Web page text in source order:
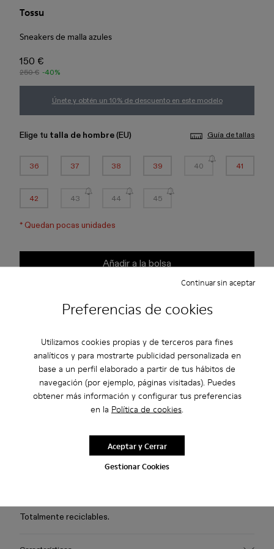
Preferencias de cookies
Utilizamos cookies propias y de terceros para fines
analíticos y para mostrarte publicidad personalizada en
base a un perfil elaborado a partir de tus hábitos de
navegación (por ejemplo, páginas visitadas). Puedes
obtener más información y configurar tus preferencias
en la Política de cookies.
Gestionar Cookies
Continuar sin aceptar
Aceptar y Cerrar
Tossu
Sneakers de malla azules
150 €
250 € -40%
Únete y obtén un 10% de descuento en este modelo
Elige tu talla de hombre(EU) Guía de tallas
36 37 38 39 40 41
42 43 44 45
* Quedan pocas unidades
Añadir a la bolsa
Disfruta de envíos estándar y a tienda gratuitos para compras
superiores a 45€.
3 años de garantía por defectos de fábrica.
Haz los pagos más fáciles con Bizum, el servicio gratuito,
instantáneo y seguro.
Sneakers de malla azules, con calcetín interior de PET
Totalmente reciclables.